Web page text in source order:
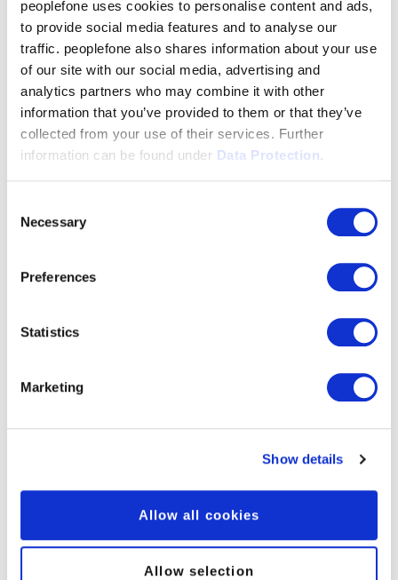
peoplefone uses cookies to personalise content and ads,
to provide social media features and to analyse our
traffic. peoplefone also shares information about your use
of our site with our social media, advertising and
analytics partners who may combine it with other
information that you’ve provided to them or that they’ve
collected from your use of their services. Further
information can be found under Data Protection.
Selection
Necessary
Preferences
Statistics
Marketing
Show details
Allow all cookies
Allow selection
peoplefone FLAT
Le tariffe flat possono essere comandate per
almeno 2 canali vocali SIP-TRUNK.
Più informazioni